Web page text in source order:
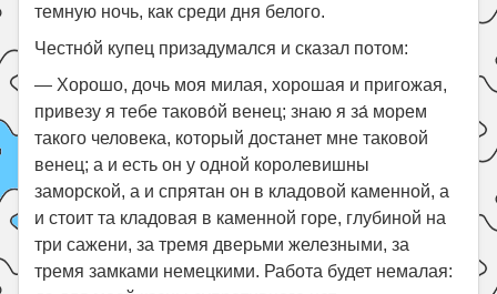
темную ночь, как среди дня белого.
Честно́й купец призадумался и сказал потом:
— Хорошо, дочь моя милая, хорошая и пригожая,
привезу я тебе таково́й венец; знаю я за́ морем
такого человека, который достанет мне таковой
венец; а и есть он у одной королевишны
заморской, а и спрятан он в кладовой каменной, а
и стоит та кладовая в каменной горе, глубиной на
три сажени, за тремя дверьми железными, за
тремя замками немецкими. Работа будет немалая: